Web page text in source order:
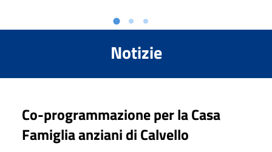
Notizie
Co-programmazione per la Casa
Famiglia anziani di Calvello